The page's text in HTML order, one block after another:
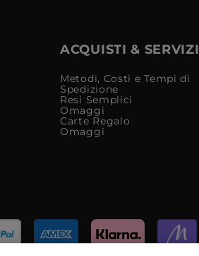
ACQUISTI & SERVIZI
Metodi, Costi e Tempi di
Spedizione
Resi Semplici
Omaggi
Carte Regalo
Omaggi